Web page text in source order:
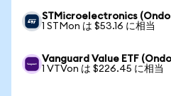
STMicroelectronics (Ondo
1 STMon は $53.16 に相当
Vanguard Value ETF
1 VTVon は $226.45 に相当